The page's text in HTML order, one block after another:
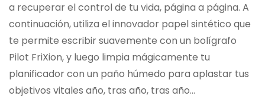
a recuperar el control de tu vida, página a página. A
continuación, utiliza el innovador papel sintético que
te permite escribir suavemente con un bolígrafo
Pilot FriXion, y luego limpia mágicamente tu
planificador con un paño húmedo para aplastar tus
objetivos vitales año, tras año, tras año...